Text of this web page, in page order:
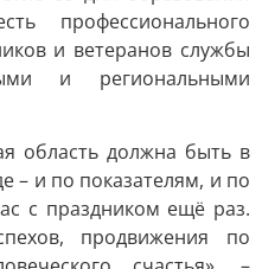
профессионального
и ветеранов службы
и региональными
область должна быть в
– и по показателям, и по
с праздником ещё раз.
продвижения по